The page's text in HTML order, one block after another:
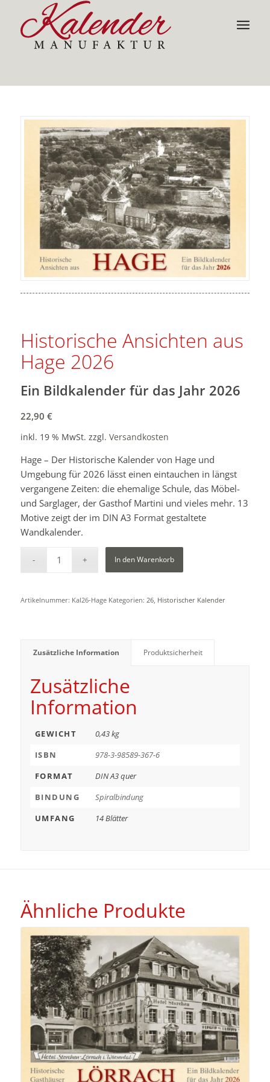
Historische Ansichten aus
Hage 2026
Ein Bildkalender für das Jahr 2026
22,90 €
inkl. 19 % MwSt. zzgl. Versandkosten
Hage – Der Historische Kalender von Hage und
Umgebung für 2026 lässt einen eintauchen in längst
vergangene Zeiten: die ehemalige Schule, das Möbel-
und Sarglager, der Gasthof Martini und vieles mehr. 13
Motive zeigt der im DIN A3 Format gestaltete
Wandkalender.
In den Warenkorb
Artikelnummer: Kal26-Hage Kategorien: 26, Historischer Kalender
Zusätzliche Information Produktsicherheit
Zusätzliche
Information
GEWICHT
0,43 kg
ISBN
978-3-98589-367-6
FORMAT
DIN A3 quer
BINDUNG
Spiralbindung
UMFANG
14 Blätter
Ähnliche Produkte